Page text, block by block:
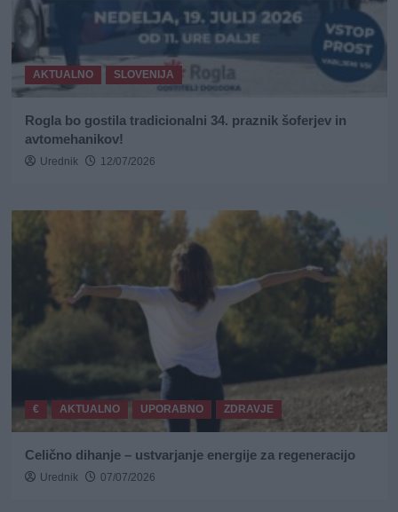
AKTUALNO SLOVENIJA
Rogla bo gostila tradicionalni 34. praznik šoferjev in
avtomehanikov!
Urednik 12/07/2026
€ AKTUALNO UPORABNO ZDRAVJE
Celično dihanje – ustvarjanje energije za regeneracijo
Urednik 07/07/2026